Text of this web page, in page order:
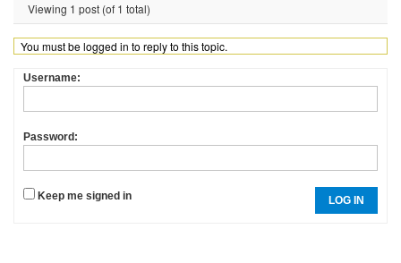
Viewing 1 post (of 1 total)
You must be logged in to reply to this topic.
Username:
Password:
Keep me signed in LOG IN